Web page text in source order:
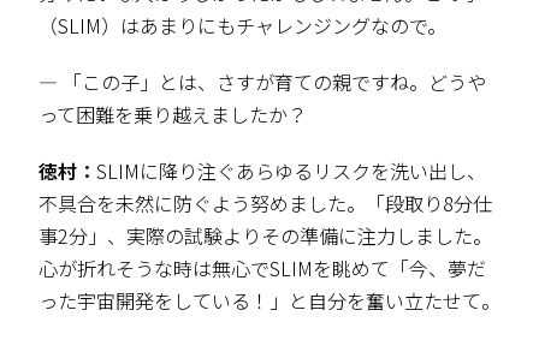
（SLIM）はあまりにもチャレンジングなので。
― 「この子」とは、さすが育ての親ですね。どうや
って困難を乗り越えましたか？
徳村： SLIMに降り注ぐあらゆるリスクを洗い出し、
不具合を未然に防ぐよう努めました。「段取り8分仕
事2分」、実際の試験よりその準備に注力しました。
心が折れそうな時は無心でSLIMを眺めて「今、夢だ
った宇宙開発をしている！」と自分を奮い立たせて。